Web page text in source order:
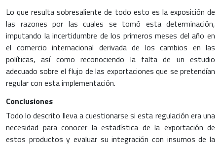
Lo que resulta sobresaliente de todo esto es la exposición de
las razones por las cuales se tomó esta determinación,
imputando la incertidumbre de los primeros meses del año en
el comercio internacional derivada de los cambios en las
políticas, así como reconociendo la falta de un estudio
adecuado sobre el flujo de las exportaciones que se pretendían
regular con esta implementación.
Conclusiones
Todo lo descrito lleva a cuestionarse si esta regulación era una
necesidad para conocer la estadística de la exportación de
estos productos y evaluar su integración con insumos de la